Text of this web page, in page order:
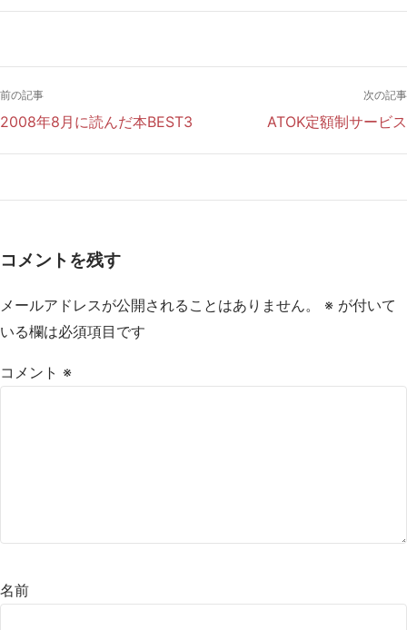
前の記事
2008年8月に読んだ本BEST3
次の記事
ATOK定額制サービス
コメントを残す
メールアドレスが公開されることはありません。 ※ が付いて
いる欄は必須項目です
コメント ※
名前